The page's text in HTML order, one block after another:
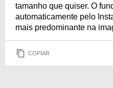
tamanho que quiser. O
automaticamente pelo
mais predominante na
COPIAR